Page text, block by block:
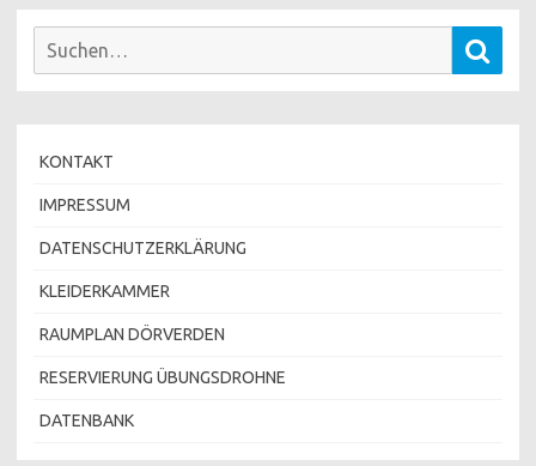
Suchen
KONTAKT
IMPRESSUM
DATENSCHUTZERKLÄRUNG
KLEIDERKAMMER
RAUMPLAN DÖRVERDEN
RESERVIERUNG ÜBUNGSDROHNE
DATENBANK